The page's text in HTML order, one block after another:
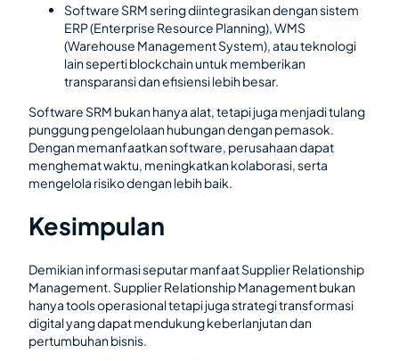
Software SRM sering diintegrasikan dengan sistem
ERP (Enterprise Resource Planning), WMS
(Warehouse Management System), atau teknologi
lain seperti blockchain untuk memberikan
transparansi dan efisiensi lebih besar.
Software SRM bukan hanya alat, tetapi juga menjadi tulang
punggung pengelolaan hubungan dengan pemasok.
Dengan memanfaatkan software, perusahaan dapat
menghemat waktu, meningkatkan kolaborasi, serta
mengelola risiko dengan lebih baik.
Kesimpulan
Demikian informasi seputar manfaat Supplier Relationship
Management. Supplier Relationship Management bukan
hanya tools operasional tetapi juga strategi transformasi
digital yang dapat mendukung keberlanjutan dan
pertumbuhan bisnis.